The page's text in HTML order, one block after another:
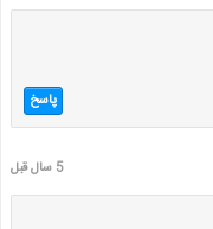
پاسخ
5 سال قبل